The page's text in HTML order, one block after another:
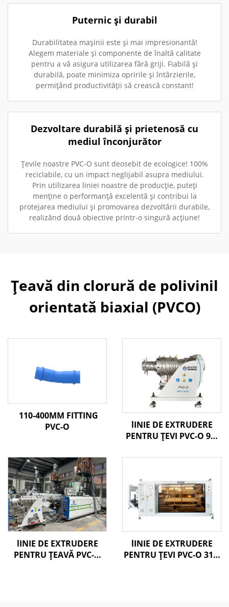
Puternic și durabil
Durabilitatea mașinii este și mai impresionantă!
Alegem materiale și componente de înaltă calitate
pentru a vă asigura utilizarea fără griji. Fiabilă și
durabilă, poate minimiza opririle și întârzierile,
permițând productivității să crească constant!
Dezvoltare durabilă și prietenosă cu
mediul înconjurător
Țevile noastre PVC-O sunt deosebit de ecologice! 100%
reciclabile, cu un impact neglijabil asupra mediului.
Prin utilizarea liniei noastre de producție, puteți
menține o performanță excelentă și contribui la
protejarea mediului și promovarea dezvoltării durabile,
realizând două obiective printr-o singură acțiune!
Țeavă din clorură de polivinil
orientată biaxial (PVCO)
110-400MM FITTING
PVC-O
lINIE DE EXTRUDERE
PENTRU ȚEVI PVC-O 90-
lINIE DE EXTRUDERE
PENTRU ȚEAVĂ PVC-O
lINIE DE EXTRUDERE
PENTRU ŢEVI PVC-O 315-